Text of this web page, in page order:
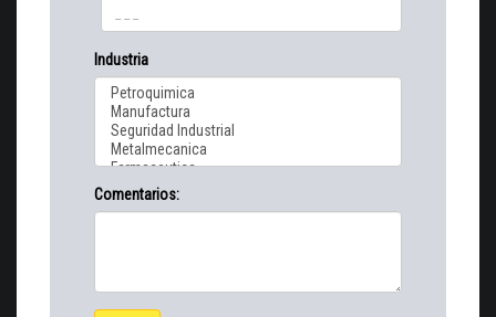
Industria
Comentarios: